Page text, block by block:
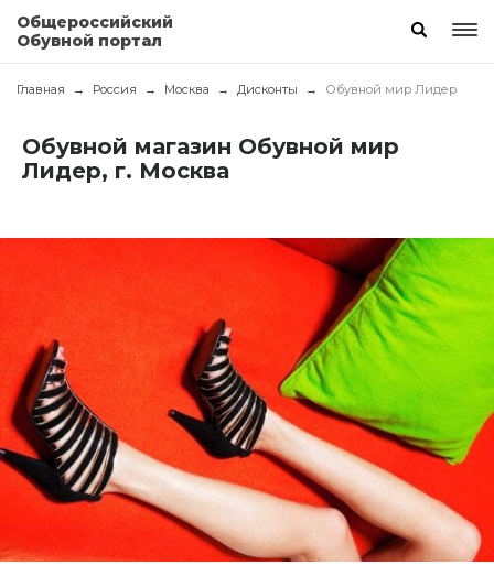
Общероссийский
Обувной портал
Главная Россия Москва Дисконты Обувной мир Лидер
Обувной магазин Обувной мир
Лидер, г. Москва